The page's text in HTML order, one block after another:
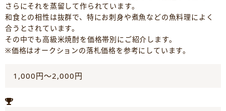
さらにそれを蒸留して作られています。
和食との相性は抜群で、特にお刺身や煮魚などの魚料理によく
合うとされています。
その中でも高級米焼酎を価格帯別にご紹介します。
※価格はオークションの落札価格を参考にしています。
1,000円～2,000円